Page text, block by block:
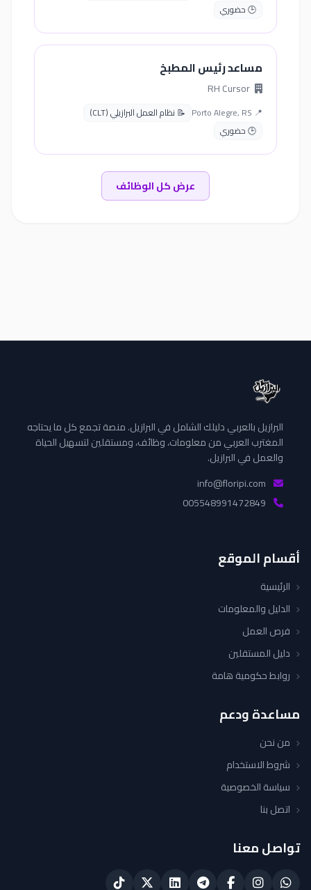
🕒 حضوري
مساعد رئيس المطبخ
📍 Porto Alegre, RS
📝 نظام العمل البرازيلي (CLT)
🕒 حضوري
عرض كل الوظائف
البرازيل بالعربي دليلك الشامل في البرازيل. منصة تجمع كل ما يحتاجه
المغترب العربي من معلومات، وظائف، ومستقلين لتسهيل الحياة
والعمل في البرازيل.
أقسام الموقع
الرئيسية
الدليل والمعلومات
فرص العمل
دليل المستقلين
روابط حكومية هامة
مساعدة ودعم
من نحن
شروط الاستخدام
سياسة الخصوصية
اتصل بنا
تواصل معنا